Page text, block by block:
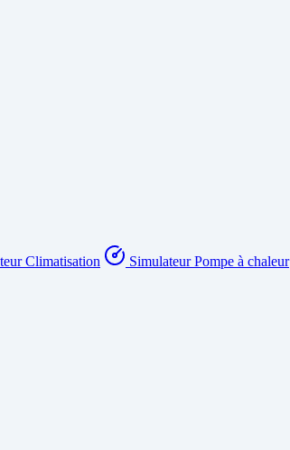
Climatisation Simulateur Pompe à chaleur